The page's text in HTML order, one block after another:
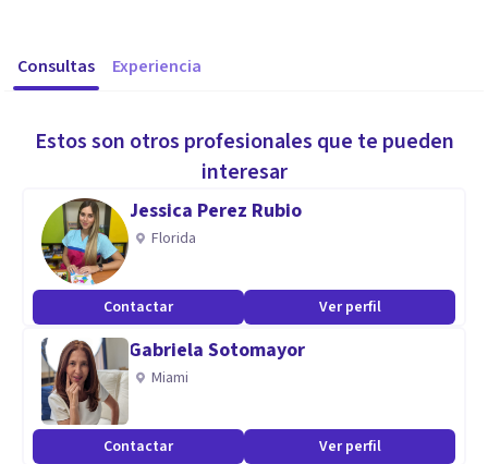
Consultas Experiencia
Estos son otros profesionales que te pueden
interesar
Jessica Perez Rubio
Florida
Contactar Ver perfil
Gabriela Sotomayor
Miami
Contactar Ver perfil